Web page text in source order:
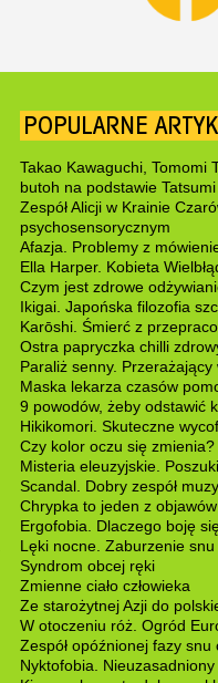
POPULARNE
Takao Kawaguchi, Tomomi
butoh na podstawie
Zespół Alicji w Krainie
psychosensorycznym
Afazja. Problemy z
Ella Harper. Kobieta
Czym jest zdrowe
Ikigai. Japońska filozofia
Karōshi. Śmierć z
Ostra papryczka chilli
Paraliż senny.
Maska lekarza czasów
9 powodów, żeby odstawić
Hikikomori. Skuteczne
Czy kolor oczu się zmienia?
Misteria eleuzyjskie.
Scandal. Dobry zespół
Chrypka to jeden z
Ergofobia. Dlaczego boję
Lęki nocne. Zaburzenie
Syndrom obcej ręki
Zmienne ciało człowieka
Ze starożytnej Azji do
W otoczeniu róż. Ogród
Zespół opóźnionej fazy
Nyktofobia.